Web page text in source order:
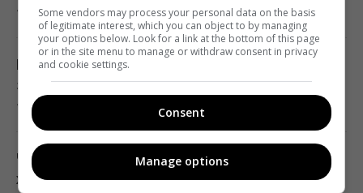
Навіщо залишати серветку на підлозі:
простий трюк для кухні
В Україні стрімко дорожчає оренда: Київ
серед лідерів
13:51 п'ятниця, 07 серпня 2026
7 серпня 2026, 14:35
Під час ремонту в будинку 1916 року
знайшли щось незвичайне: що сховали
7 серпня 2026, 14:17
Чому 8 серпня не можна скаржитися на
життя: яке церковне свято
Some vendors may process your personal data on the basis
of legitimate interest, which you can object to by managing
your options below. Look for a link at the bottom of this page
or in the site menu to manage or withdraw consent in privacy
and cookie settings.
Consent
Manage options